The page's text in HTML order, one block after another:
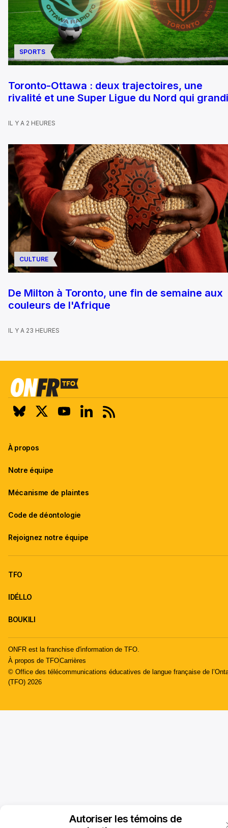
Autoriser les témoins de
SPORTS
Toronto-Ottawa : deux trajectoires, une
rivalité et une Super Ligue du Nord qui
IL Y A 2 HEURES
CULTURE
De Milton à Toronto, une fin de semaine aux
couleurs de l'Afrique
IL Y A 23 HEURES
À propos
Notre équipe
Mécanisme de plaintes
Code de déontologie
Rejoignez notre équipe
TFO
IDÉLLO
BOUKILI
ONFR est la franchise d'information de TFO.
À propos de TFOCarrières
© Office des télécommunications éducatives de langue française de
(TFO) 2026